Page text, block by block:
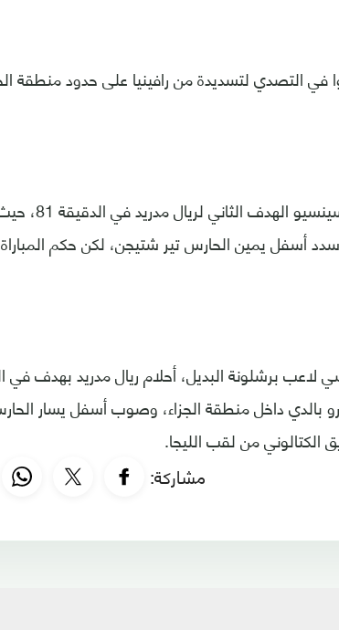
في التصدي لتسديدة من رافينيا على حدود منطقة
وأضاف
أسفل يمين الحارس تير شتيجن، لكن حكم
بالدي داخل منطقة الجزاء، وصوب أسفل يسار الحارس
الكتالوني من لقب الليجا.
مشاركة: